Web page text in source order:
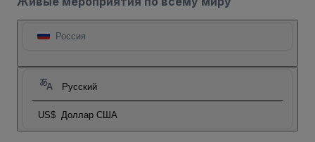
Россия
Русский
US$ Доллар США